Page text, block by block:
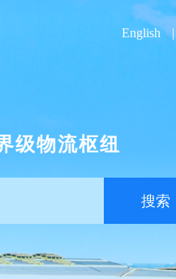
English |
级物流枢纽
搜索